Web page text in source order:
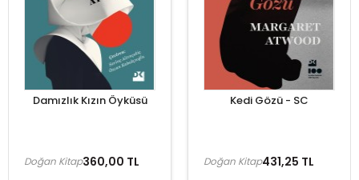
Damızlık Kızın Öyküsü
360,00 TL
Doğan Kitap
Kedi Gözü - SC
431,25 TL
Doğan Kitap